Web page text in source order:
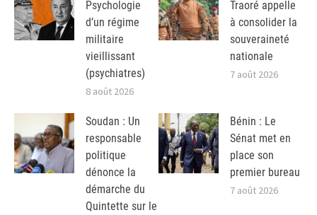
Psychologie
d’un régime
militaire
vieillissant
(psychiatres)
8 août 2026
Traoré appelle
à consolider la
souveraineté
nationale
7 août 2026
Soudan : Un
responsable
politique
dénonce la
démarche du
Quintette sur le
Bénin : Le
Sénat met en
place son
premier bureau
7 août 2026